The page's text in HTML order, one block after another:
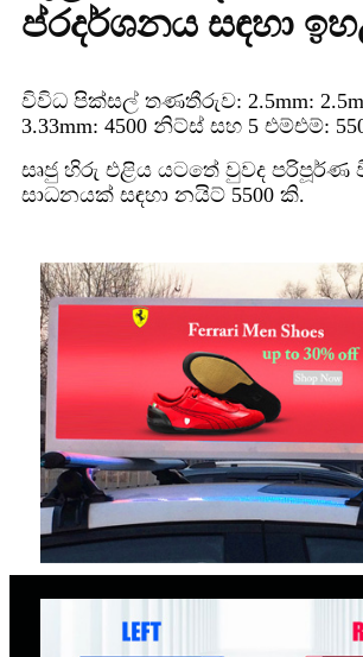
ප්රදර්ශනය සඳහා
විවිධ පික්සල් තණතීරුව: 2.5mm:
3.33mm: 4500 නිට්ස් සහ 5 එම්එම්:
සෘජු හිරු එළිය යටතේ වුවද පරිපූර්ණ
සාධනයක් සඳහා නයිට් 5500 කි.